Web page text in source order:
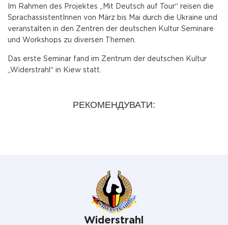
Im Rahmen des Projektes „Mit Deutsch auf Tour“ reisen die
SprachassistentInnen von März bis Mai durch die Ukraine und
veranstalten in den Zentren der deutschen Kultur Seminare
und Workshops zu diversen Themen.
Das erste Seminar fand im Zentrum der deutschen Kultur
„Widerstrahl“ in Kiew statt.
РЕКОМЕНДУВАТИ:
Widerstrahl